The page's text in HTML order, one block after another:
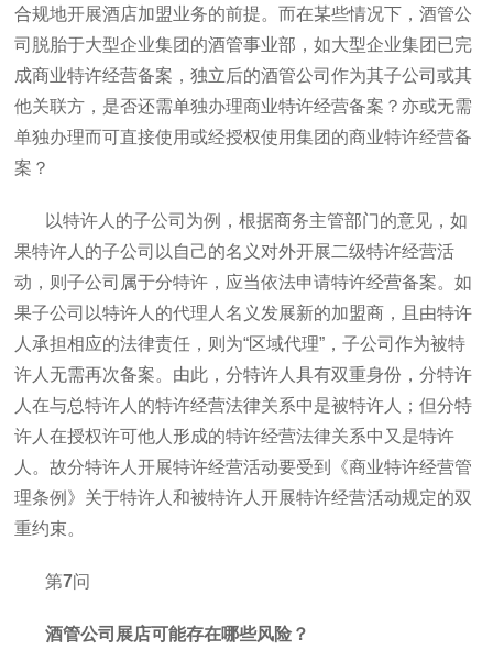
合规地开展酒店加盟业务的前提。而在某些情况下，酒管公
司脱胎于大型企业集团的酒管事业部，如大型企业集团已完
成商业特许经营备案，独立后的酒管公司作为其子公司或其
他关联方，是否还需单独办理商业特许经营备案？亦或无需
单独办理而可直接使用或经授权使用集团的商业特许经营备
案？
以特许人的子公司为例，根据商务主管部门的意见，如
果特许人的子公司以自己的名义对外开展二级特许经营活
动，则子公司属于分特许，应当依法申请特许经营备案。如
果子公司以特许人的代理人名义发展新的加盟商，且由特许
人承担相应的法律责任，则为“区域代理”，子公司作为被特
许人无需再次备案。由此，分特许人具有双重身份，分特许
人在与总特许人的特许经营法律关系中是被特许人；但分特
许人在授权许可他人形成的特许经营法律关系中又是特许
人。故分特许人开展特许经营活动要受到《商业特许经营管
理条例》关于特许人和被特许人开展特许经营活动规定的双
重约束。
第7问
酒管公司展店可能存在哪些风险？